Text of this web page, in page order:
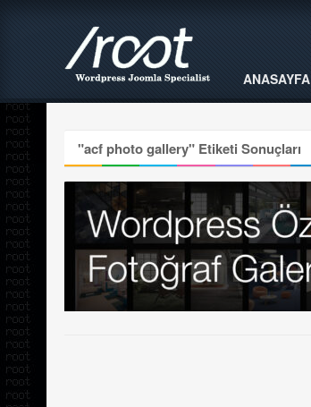
ANASAYFA
"acf photo gallery" Etiketi Sonuçları